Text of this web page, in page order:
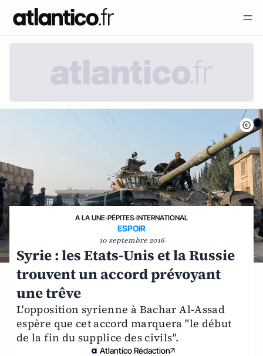
A LA UNE›PÉPITES›INTERNATIONAL
ESPOIR
10 septembre 2016
Syrie : les Etats-Unis et la Russie
trouvent un accord prévoyant
une trêve
L'opposition syrienne à Bachar Al-Assad
espère que cet accord marquera "le début
de la fin du supplice des civils".
Atlantico Rédaction